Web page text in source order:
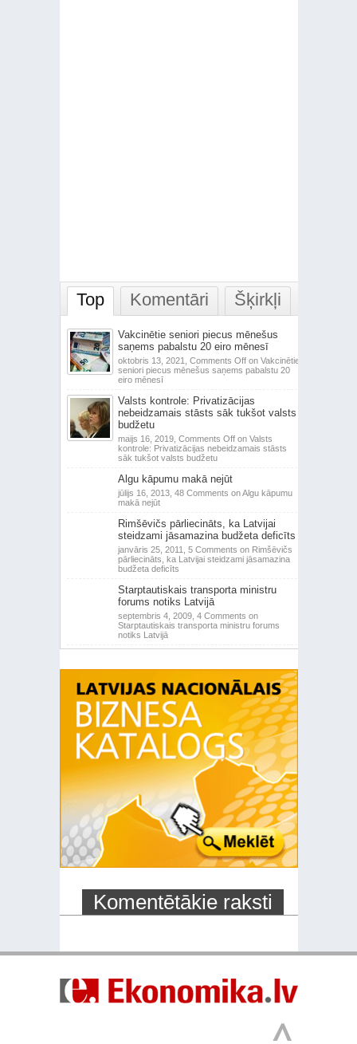
Top Komentāri Šķirkļi
Vakcinētie seniori piecus mēnešus
saņems pabalstu 20 eiro mēnesī
oktobris 13, 2021, Comments Offon Vakcinētie
seniori piecus mēnešus saņems pabalstu 20
eiro mēnesī
Valsts kontrole: Privatizācijas
nebeidzamais stāsts sāk tukšot valsts
budžetu
maijs 16, 2019, Comments Offon Valsts
kontrole: Privatizācijas nebeidzamais stāsts
sāk tukšot valsts budžetu
Algu kāpumu makā nejūt
jūlijs 16, 2013, 48 Comments on Algu kāpumu
makā nejūt
Rimšēvičs pārliecināts, ka Latvijai
steidzami jāsamazina budžeta deficīts
janvāris 25, 2011, 5 Comments on Rimšēvičs
pārliecināts, ka Latvijai steidzami jāsamazina
budžeta deficīts
Starptautiskais transporta ministru
forums notiks Latvijā
septembris 4, 2009, 4 Comments on
Starptautiskais transporta ministru forums
notiks Latvijā
Komentētākie raksti